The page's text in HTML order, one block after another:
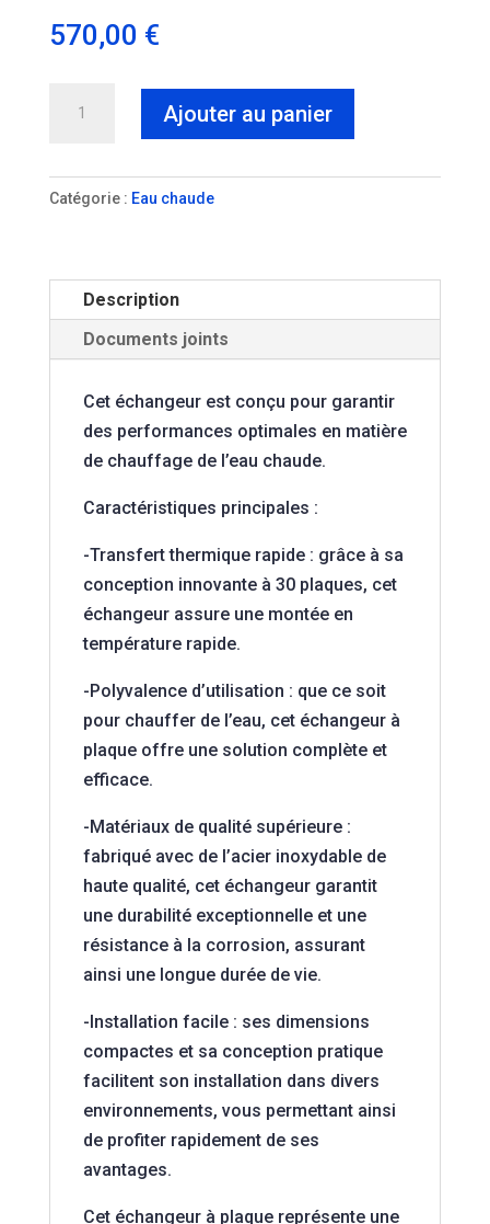
570,00 €
Ajouter au panier
Catégorie : Eau chaude
Description
Documents joints
Cet échangeur est conçu pour garantir
des performances optimales en matière
de chauffage de l’eau chaude.
Caractéristiques principales :
-Transfert thermique rapide : grâce à sa
conception innovante à 30 plaques, cet
échangeur assure une montée en
température rapide.
-Polyvalence d’utilisation : que ce soit
pour chauffer de l’eau, cet échangeur à
plaque offre une solution complète et
efficace.
-Matériaux de qualité supérieure :
fabriqué avec de l’acier inoxydable de
haute qualité, cet échangeur garantit
une durabilité exceptionnelle et une
résistance à la corrosion, assurant
ainsi une longue durée de vie.
-Installation facile : ses dimensions
compactes et sa conception pratique
facilitent son installation dans divers
environnements, vous permettant ainsi
de profiter rapidement de ses
avantages.
Cet échangeur à plaque représente une